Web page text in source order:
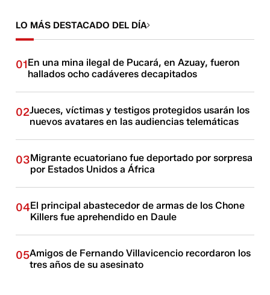
LO MÁS DESTACADO DEL DÍA
01En una mina ilegal de Pucará, en Azuay, fueron
hallados ocho cadáveres decapitados
02Jueces, víctimas y testigos protegidos usarán los
nuevos avatares en las audiencias telemáticas
03Migrante ecuatoriano fue deportado por sorpresa
por Estados Unidos a África
04El principal abastecedor de armas de los Chone
Killers fue aprehendido en Daule
05Amigos de Fernando Villavicencio recordaron los
tres años de su asesinato